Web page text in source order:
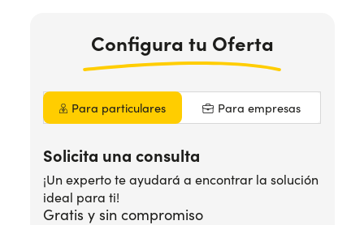
¿Necesitas ayuda? +34672028071
Configura tu Oferta
Para particulares Para empresas
Solicita una consulta
¡Un experto te ayudará a encontrar la solución
ideal para ti!
Gratis y sin compromiso